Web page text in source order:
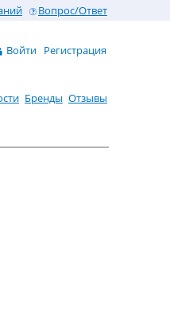
Вопрос/Ответ
Войти Регистрация
Бренды Отзывы